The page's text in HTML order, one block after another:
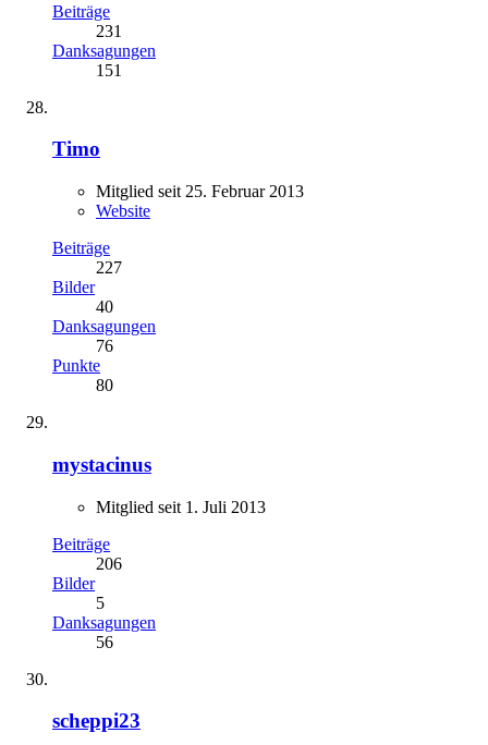
Beiträge
231
Danksagungen
151
Timo
Mitglied seit 25. Februar 2013
Website
Beiträge
227
Bilder
40
Danksagungen
76
Punkte
80
mystacinus
Mitglied seit 1. Juli 2013
Beiträge
206
Bilder
5
Danksagungen
56
scheppi23